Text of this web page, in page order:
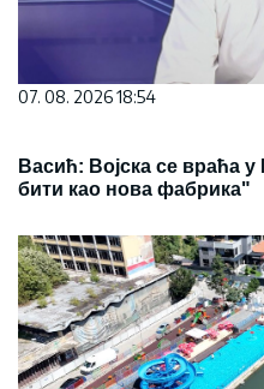
07. 08. 2026 18:54
Васић: Војска се враћа
бити као нова фабрика"